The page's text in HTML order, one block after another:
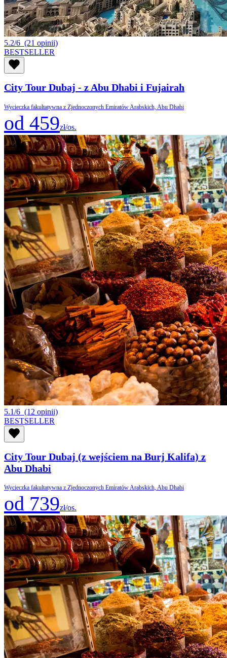
5.2/6 (21 opinii)
BESTSELLER
City Tour Dubaj - z Abu Dhabi i Fujairah
Wycieczka fakultatywna z Zjednoczonych Emiratów Arabskich, Abu Dhabi
od 459zł/os.
5.1/6 (12 opinii)
BESTSELLER
City Tour Dubaj (z wejściem na Burj Kalifa) z
Abu Dhabi
Wycieczka fakultatywna z Zjednoczonych Emiratów Arabskich, Abu Dhabi
od 739zł/os.